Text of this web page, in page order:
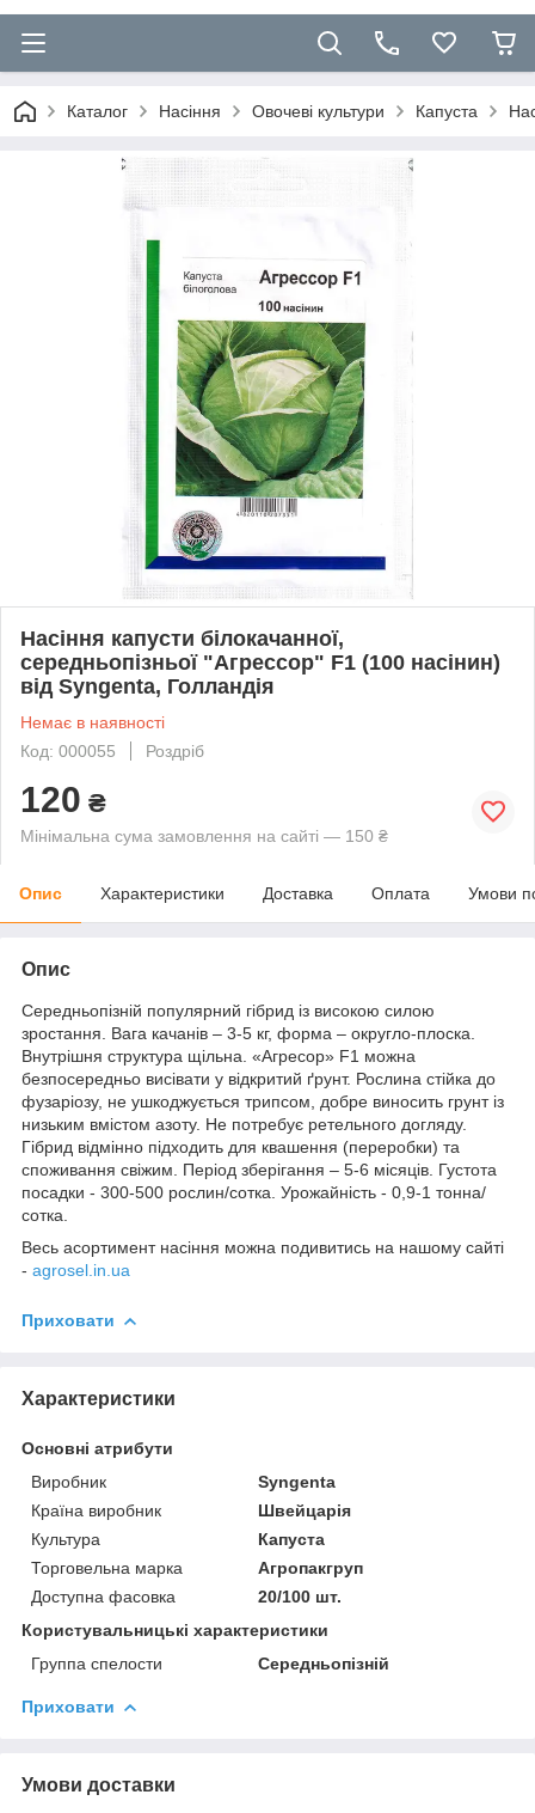
Каталог Насіння Овочеві культури Капуста
Насіння капусти білокачанної,
середньопізньої "Агрессор" F1 (100 насінин)
від Syngenta, Голландія
Немає в наявності
Код: 000055
Роздріб
120 ₴
Мінімальна сума замовлення на сайті — 150 ₴
Опис Характеристики Доставка Оплата Умови
Опис
Середньопізній популярний гібрид із високою силою
зростання. Вага качанів – 3-5 кг, форма – округло-плоска.
Внутрішня структура щільна. «Агресор» F1 можна
безпосередньо висівати у відкритий ґрунт. Рослина стійка до
фузаріозу, не ушкоджується трипсом, добре виносить грунт із
низьким вмістом азоту. Не потребує ретельного догляду.
Гібрид відмінно підходить для квашення (переробки) та
споживання свіжим. Період зберігання – 5-6 місяців. Густота
посадки - 300-500 рослин/сотка. Урожайність - 0,9-1 тонна/
сотка.
Весь асортимент насіння можна подивитись на нашому сайті
- agrosel.in.ua
Приховати
Характеристики
Основні атрибути
Виробник
Syngenta
Країна виробник
Швейцарія
Культура
Капуста
Торговельна марка
Агропакгруп
Доступна фасовка
20/100 шт.
Користувальницькі характеристики
Группа спелости
Середньопізній
Приховати
Умови доставки